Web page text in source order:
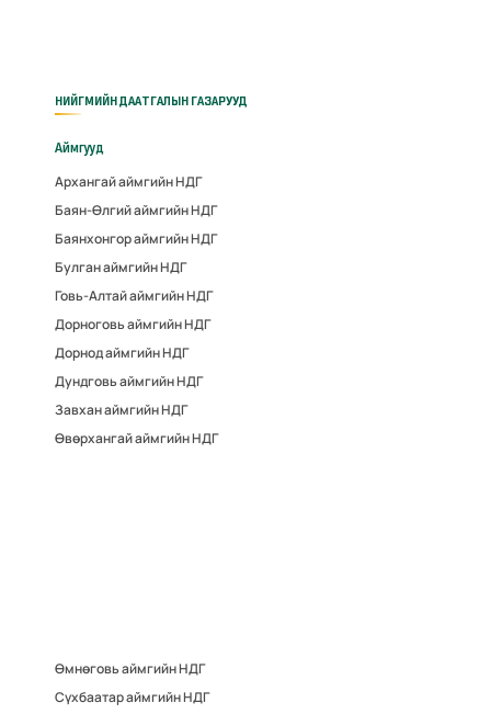
НИЙГМИЙН ДААТГАЛЫН ГАЗАРУУД
Аймгууд
Архангай аймгийн НДГ
Баян-Өлгий аймгийн НДГ
Баянхонгор аймгийн НДГ
Булган аймгийн НДГ
Говь-Алтай аймгийн НДГ
Дорноговь аймгийн НДГ
Дорнод аймгийн НДГ
Дундговь аймгийн НДГ
Завхан аймгийн НДГ
Өвөрхангай аймгийн НДГ
Өмнөговь аймгийн НДГ
Сүхбаатар аймгийн НДГ